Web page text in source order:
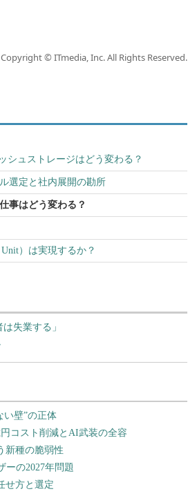
Copyright © ITmedia, Inc. All Rights Reserved.
シュストレージはどう変わる？
選定と社内展開の勘所
事はどう変わる？
）は実現するか？
失業する」